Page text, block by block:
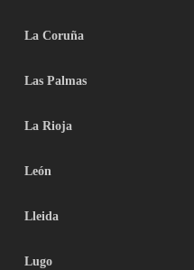
La Coruña
Las Palmas
La Rioja
León
Lleida
Lugo